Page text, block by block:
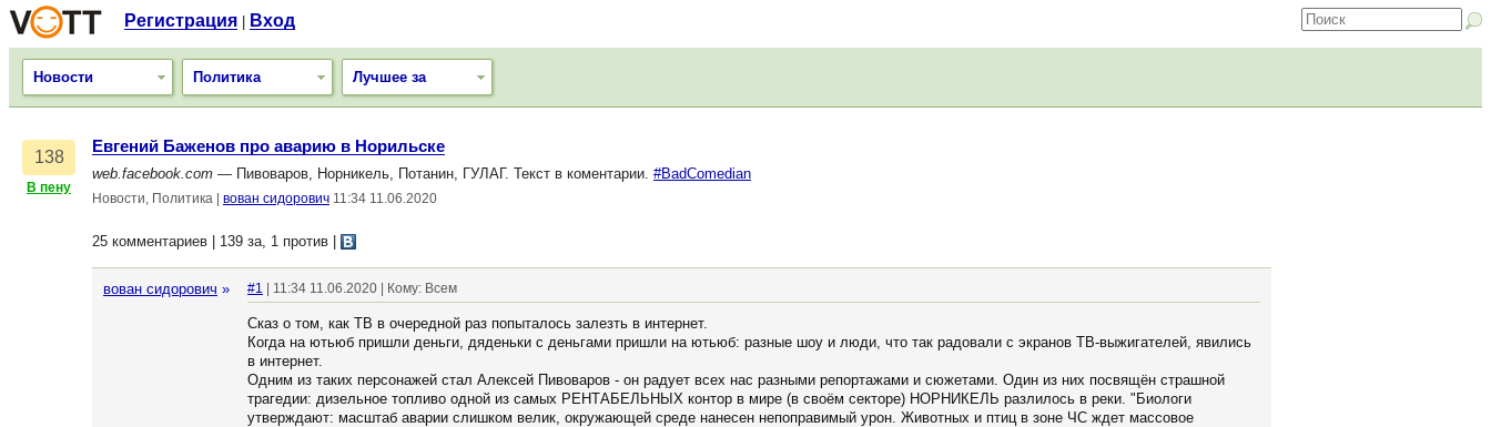
Регистрация Вход
Новости Политика Лучшее за
138
В пену
Евгений Баженов про аварию в Норильске
web.facebook.com — Пивоваров, Норникель, Потанин, ГУЛАГ. Текст в коментарии. #BadComedian
Новости, Политика вован сидорович 11:34 11.06.2020
25 комментариев | 139 за, 1 против
вован сидорович » #1 | 11:34 11.06.2020 | Кому: Всем
Сказ о том, как ТВ в очередной раз попыталось залезть в интернет.
Когда на ютьюб пришли деньги, дяденьки с деньгами пришли на ютьюб: разные шоу и люди, что так радовали с экранов ТВ-выжигателей, явились
в интернет.
Одним из таких персонажей стал Алексей Пивоваров - он радует всех нас разными репортажами и сюжетами. Один из них посвящён страшной
трагедии: дизельное топливо одной из самых РЕНТАБЕЛЬНЫХ контор в мире (в своём секторе) НОРНИКЕЛЬ разлилось в реки. "Биологи
утверждают: масштаб аварии слишком велик, окружающей среде нанесен непоправимый урон. Животных и птиц в зоне ЧС ждет массовое